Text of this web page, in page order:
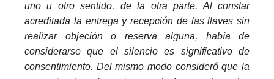
uno u otro sentido, de la otra parte. Al constar
acreditada la entrega y recepción de las llaves sin
realizar objeción o reserva alguna, había de
considerarse que el silencio es significativo de
consentimiento. Del mismo modo consideró que la